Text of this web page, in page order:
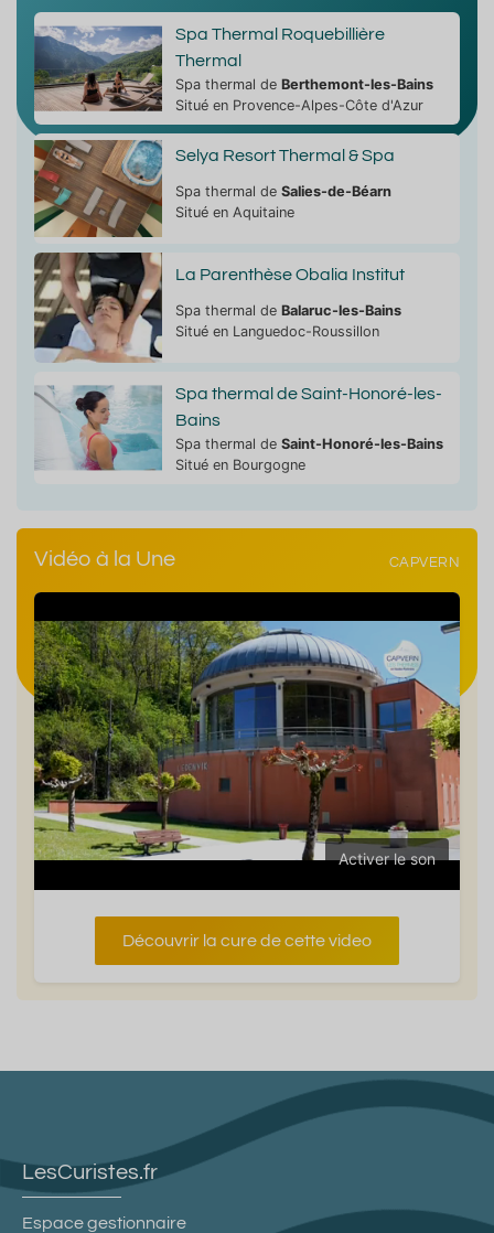
Spa Thermal Roquebillière
Thermal
Spa thermal de Berthemont-les-Bains
Situé en Provence-Alpes-Côte d'Azur
Selya Resort Thermal & Spa
Spa thermal de Salies-de-Béarn
Situé en Aquitaine
La Parenthèse Obalia Institut
Spa thermal de Balaruc-les-Bains
Situé en Languedoc-Roussillon
Spa thermal de Saint-Honoré-les-
Bains
Spa thermal de Saint-Honoré-les-Bains
Situé en Bourgogne
Vidéo à la Une CAPVERN
Activer le son
Découvrir la cure de cette video
LesCuristes.fr
Espace gestionnaire